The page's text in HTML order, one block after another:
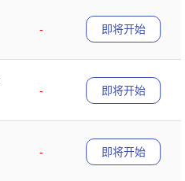
-
即将开始
-
即将开始
-
即将开始